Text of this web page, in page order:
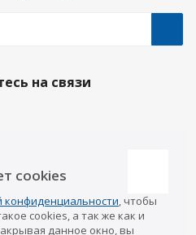
на связи
info@a-pricep.ru
cookies
конфиденциальности, чтобы
cookies, а так же как и
данное окно, вы